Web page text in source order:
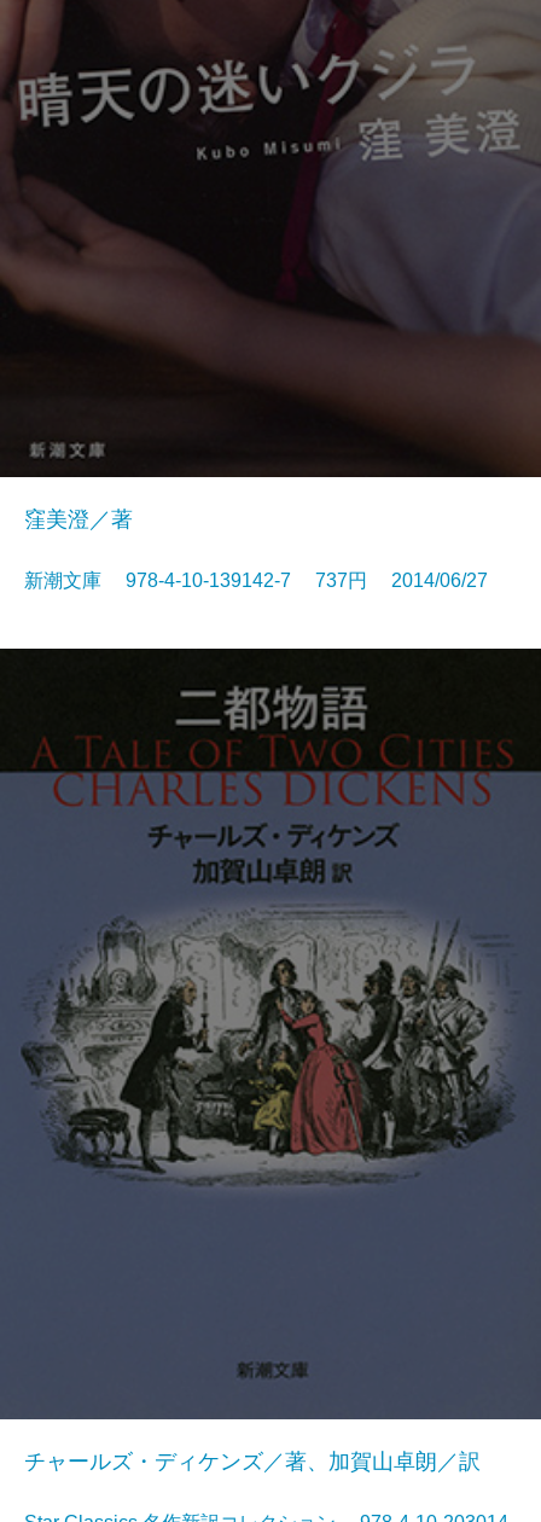
窪美澄／著
新潮文庫 978-4-10-139142-7 737円 2014/06/27
チャールズ・ディケンズ／著、加賀山卓朗／訳